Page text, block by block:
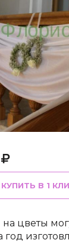
КУПИТЬ В 1
цветы